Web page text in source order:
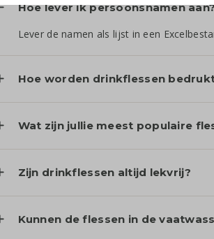
Hoe lever ik persoonsnamen
Lever de namen als lijst in een
Hoe worden drinkflessen
Wat zijn jullie meest populaire
Zijn drinkflessen altijd lekvrij?
Kunnen de flessen in de